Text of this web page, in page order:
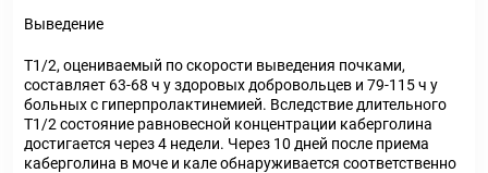
Выведение
T1/2, оцениваемый по скорости выведения почками,
составляет 63-68 ч у здоровых добровольцев и 79-115 ч у
больных с гиперпролактинемией. Вследствие длительного
Т1/2 состояние равновесной концентрации каберголина
достигается через 4 недели. Через 10 дней после приема
каберголина в моче и кале обнаруживается соответственно